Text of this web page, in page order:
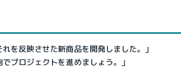
を反映させた新商品を開発しました。」
プロジェクトを進めましょう。」